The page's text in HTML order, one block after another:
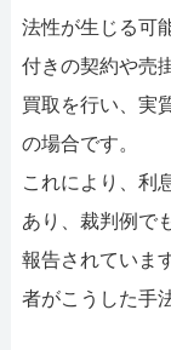
法性が生じる可
付きの契約や売
買取を行い、実
の場合です。
これにより、利
あり、裁判例で
報告されていま
者がこうした手